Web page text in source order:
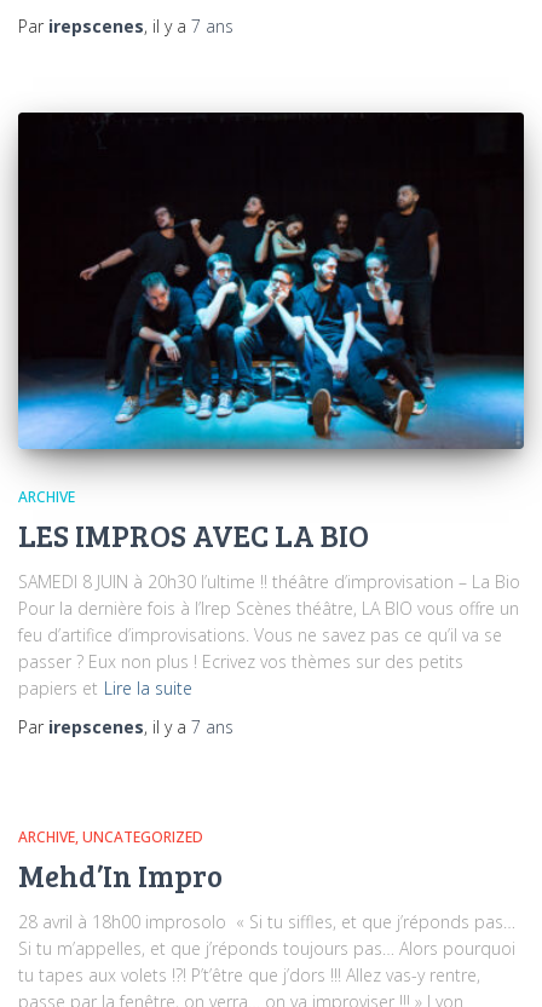
Par irepscenes, il y a 7 ans
ARCHIVE
LES IMPROS AVEC LA BIO
SAMEDI 8 JUIN à 20h30 l’ultime !! théâtre d’improvisation – La Bio
Pour la dernière fois à l’Irep Scènes théâtre, LA BIO vous offre un
feu d’artifice d’improvisations. Vous ne savez pas ce qu’il va se
passer ? Eux non plus ! Ecrivez vos thèmes sur des petits
papiers et Lire la suite
Par irepscenes, il y a 7 ans
ARCHIVE UNCATEGORIZED
Mehd’In Impro
28 avril à 18h00 improsolo « Si tu siffles, et que j’réponds pas…
Si tu m’appelles, et que j’réponds toujours pas… Alors pourquoi
tu tapes aux volets !?! P’t’être que j’dors !!! Allez vas-y rentre,
passe par la fenêtre, on verra… on va improviser !!! » Lyon